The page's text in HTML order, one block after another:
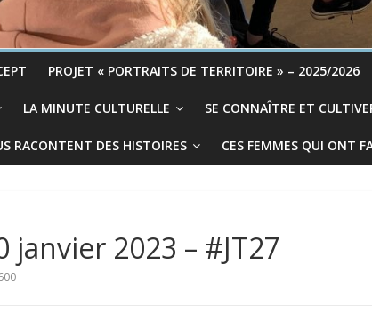
PROJET « PORTRAITS DE TERRITOIRE » – 2025/2026
LA MINUTE CULTURELLE SE CONNAÎTRE ET
RACONTENT DES HISTOIRES CES FEMMES QUI ONT
janvier 2023 – #JT27